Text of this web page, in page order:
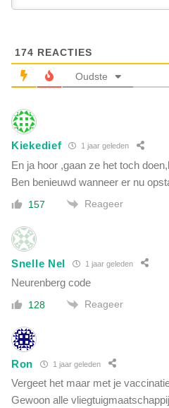
r
n
k
r
o
s
k
t
g
a
t
r
g
e
b
B
e
o
f
t
s
o
d
e
n
b
j
h
e
174 REACTIES
Oudste
Kiekedief 1 jaar geleden
En ja hoor ,gaan ze het toch
Ben benieuwd wanneer er nu
157 Reageer
Snelle Nel 1 jaar geleden
Neurenberg code
128 Reageer
Ron 1 jaar geleden
Vergeet het maar met je
Gewoon alle